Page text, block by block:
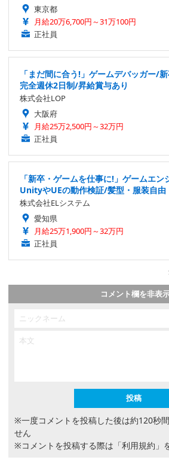
東京都
月給20万6,700円～31万100円
正社員
「まだ間に合う!」ゲームデバッガー/
完全週休2日制/昇給賞与あり
株式会社LOP
大阪府
月給25万2,500円～32万円
正社員
「新卒・ゲームを仕事に!」ゲームエ
UnityやUEの動作検証/髪型・服装自由
株式会社ELシステム
愛知県
月給25万1,900円～32万円
正社員
コメント欄を非表
※一度コメントを投稿した後は約120秒
せん
※コメントを投稿する際は 「利用規約」